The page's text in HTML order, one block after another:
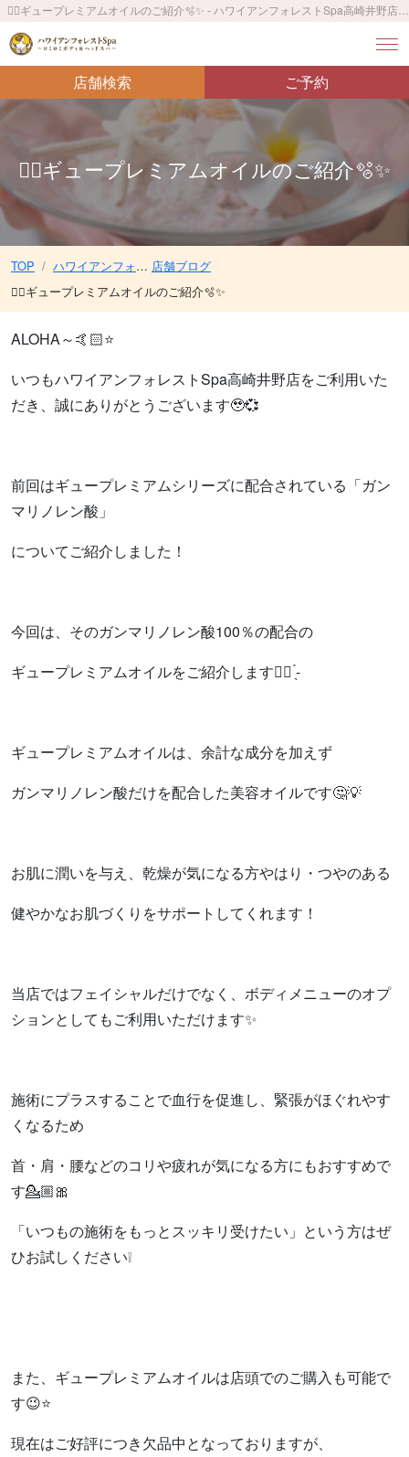
店舗検索 ご予約
💆‍♀️ギュープレミアムオイルのご紹介🫧✨
TOP ハワイアンフォレストSpa高崎井野店〜ロミロミボディ＆ヘッドスパ〜／井野駅 徒歩8分
店舗ブログ
💆‍♀️ギュープレミアムオイルのご紹介🫧✨
ALOHA～🤙🏻⭐
いつもハワイアンフォレストSpa高崎井野店をご利用いた
だき、誠にありがとうございます🥹💞
前回はギュープレミアムシリーズに配合されている「ガン
マリノレン酸」
についてご紹介しました！
今回は、そのガンマリノレン酸100％の配合の
ギュープレミアムオイルをご紹介します︎👍🏻 ̖́-
ギュープレミアムオイルは、余計な成分を加えず
ガンマリノレン酸だけを配合した美容オイルです🤔💡
お肌に潤いを与え、乾燥が気になる方やはり・つやのある
健やかなお肌づくりをサポートしてくれます！
当店ではフェイシャルだけでなく、ボディメニューのオプ
ションとしてもご利用いただけます✨️
施術にプラスすることで血行を促進し、緊張がほぐれやす
くなるため
首・肩・腰などのコリや疲れが気になる方にもおすすめで
す💁🏼🎀
「いつもの施術をもっとスッキリ受けたい」という方はぜ
ひお試しください❕
また、ギュープレミアムオイルは店頭でのご購入も可能で
す😉‎⭐
現在はご好評につき欠品中となっておりますが、